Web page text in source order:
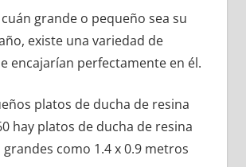
grande o pequeño sea su
existe una variedad de
encajarían perfectamente en él.
platos de ducha de resina
hay platos de ducha de resina
como 1.4 x 0.9 metros